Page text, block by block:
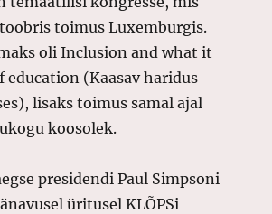
toimus Luxemburgis.
oli Inclusion and what it
education (Kaasav haridus
lisaks toimus samal ajal
koosolek.
presidendi Paul Simpsoni
üritusel KLÕPSi